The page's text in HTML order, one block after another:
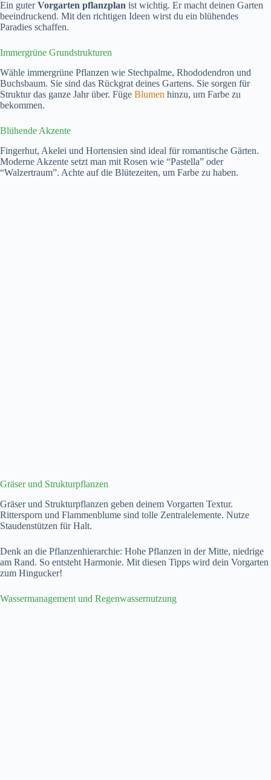
Ein guterVorgarten pflanzplan ist wichtig. Er macht deinen Garten
beeindruckend. Mit den richtigen Ideen wirst du ein blühendes
Paradies schaffen.
Immergrüne Grundstrukturen
Wähle immergrüne Pflanzen wie Stechpalme, Rhododendron und
Buchsbaum. Sie sind das Rückgrat deines Gartens. Sie sorgen für
Struktur das ganze Jahr über. Füge Blumen hinzu, um Farbe zu
bekommen.
Blühende Akzente
Fingerhut, Akelei und Hortensien sind ideal für romantische Gärten.
Moderne Akzente setzt man mit Rosen wie “Pastella” oder
“Walzertraum”. Achte auf die Blütezeiten, um Farbe zu haben.
Gräser und Strukturpflanzen
Gräser und Strukturpflanzen geben deinem Vorgarten Textur.
Rittersporn und Flammenblume sind tolle Zentralelemente. Nutze
Staudenstützen für Halt.
Denk an die Pflanzenhierarchie: Hohe Pflanzen in der Mitte, niedrige
am Rand. So entsteht Harmonie. Mit diesen Tipps wird dein Vorgarten
zum Hingucker!
Wassermanagement und Regenwassernutzung